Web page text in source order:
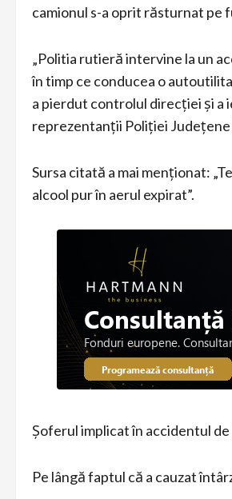
camionul s-a oprit răsturnat pe
„Politia rutieră intervine la un
în timp ce conducea o
a pierdut controlul direcției și a
reprezentanții Poliției Județene
Sursa citată a mai menționat:
alcool pur în aerul expirat”.
Șoferul implicat în accidentul
Pe lângă faptul că a cauzat